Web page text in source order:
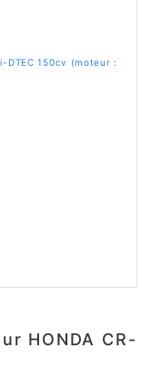
DTEC 150cv (moteur :
HONDA CR-